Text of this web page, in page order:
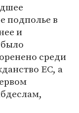
подполье в
и
среди
ЕС, а